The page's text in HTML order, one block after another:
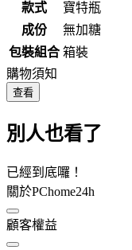
款式
寶特瓶
成份
無加糖
包裝組合 箱裝
購物須知
查看
別人也看了
已經到底囉！
關於PChome24h
顧客權益